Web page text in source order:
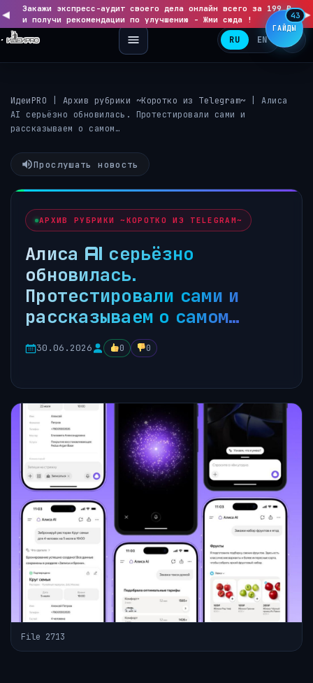
◀
Закажи экспресс-аудит своего дела онлайн всего за 199 ₽
и получи рекомендации по улучшению - Жми сюда !
▶
RU EN
ИдеиPRO Архив рубрики ~Коротко из Telegram~ |Алиса
AI серьёзно обновилась. Протестировали сами и
рассказываем о самом…
Прослушать новость
АРХИВ РУБРИКИ ~КОРОТКО ИЗ TELEGRAM~
Алиса AI серьёзно
обновилась.
Протестировали сами и
рассказываем о самом…
30.06.2026 0 0
File 2713
ГАЙДЫ
43